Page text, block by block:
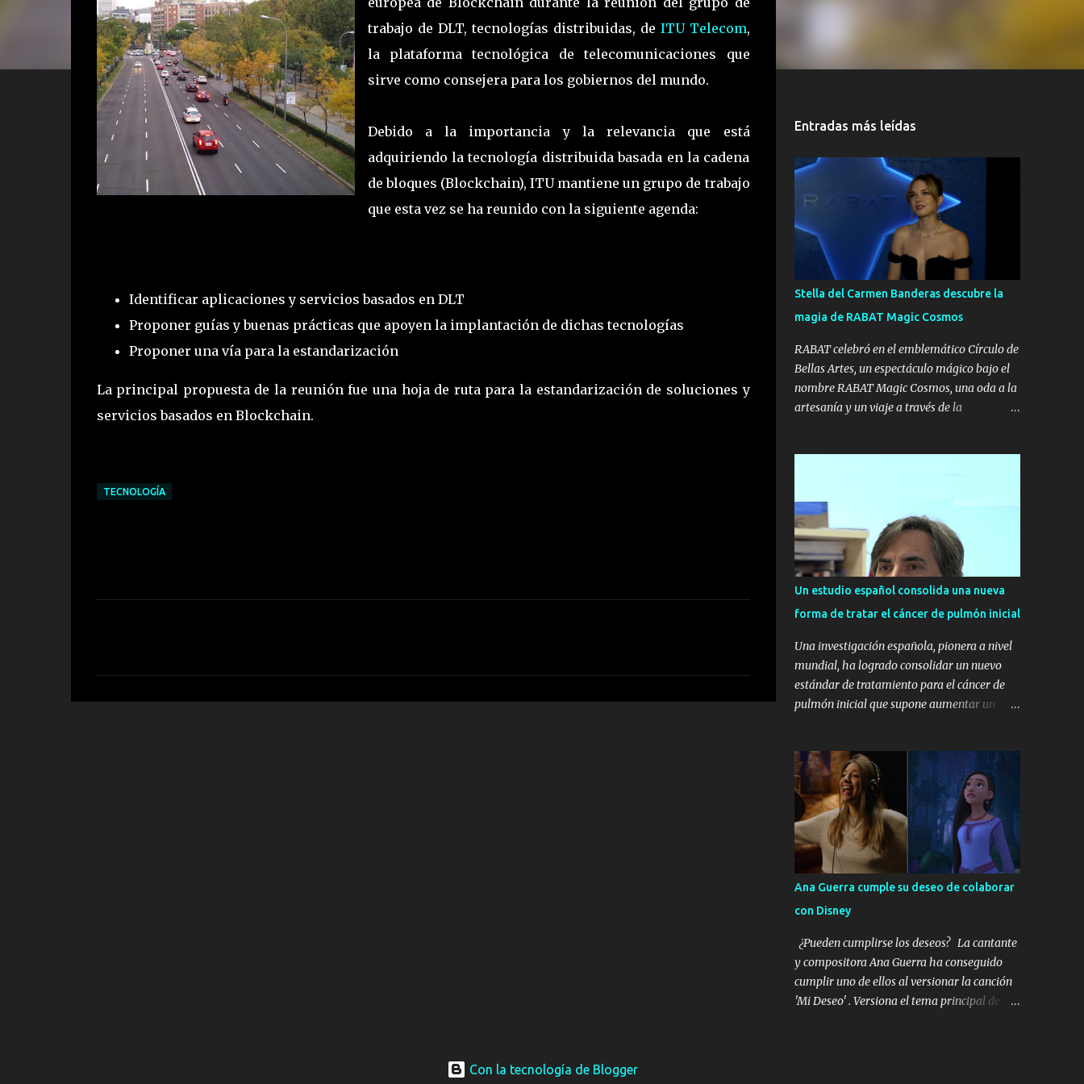
trabajo de DLT, tecnologías distribuidas, de ITU Telecom,
la plataforma tecnológica de telecomunicaciones que
sirve como consejera para los gobiernos del mundo.
Debido a la importancia y la relevancia que está
adquiriendo la tecnología distribuida basada en la cadena
de bloques (Blockchain), ITU mantiene un grupo de trabajo
que esta vez se ha reunido con la siguiente agenda:
Identificar aplicaciones y servicios basados en DLT
Proponer guías y buenas prácticas que apoyen la implantación de dichas tecnologías
Proponer una vía para la estandarización
La principal propuesta de la reunión fue una hoja de ruta para la estandarización de soluciones y
servicios basados en Blockchain.
TECNOLOGÍA
Entradas más leídas
Stella del Carmen Banderas descubre la
magia de RABAT Magic Cosmos
RABAT celebró en el emblemático Círculo de
Bellas Artes, un espectáculo mágico bajo el
nombre RABAT Magic Cosmos, una oda a la
artesanía y un viaje a través de la
selección de piezas protagonizadas por estas
gemas, que guardan su magia en la
profundidad de su color. Unas joyas únicas
para sorprender y lucir en los momentos
más mágicos. La familia Rabat estuvo
acompañada de las amigas de la firma que
acudieron a esta cita especial luciendo las
colecciones icónicas de RABAT. Stella del
Carmen Banderas, Ana Boyer, Eugenia Silva,
Sandra Gago, Helene y Martina Svedin, Peter
Vives, Oriol Elcacho, Davinia Pelegrí, Lucía
velada única y llena de sorpresas. Stella del
Carmen lució RABAT Diamonds, las piezas
más icónicas en las que el diam...
Un estudio español consolida una nueva
forma de tratar el cáncer de pulmón inicial
Una investigación española, pionera a nivel
mundial, ha logrado consolidar un nuevo
estándar de tratamiento para el cáncer de
pulmón inicial que supone aumentar un
resultados de este estudio, NADIM II, del
Grupo Español de Cáncer de Pulmón (GECP)
han sido publicados esta semana en la
revista New England Journal of Medicine y
refrendan el gran beneficio de la quimio-
inmunoterapia con nivolumab antes de
operar los tumores de pulmón en estadios
III. Los datos de NADIM II que se publican
en NEJM abren la puerta a aumentar el
porcentaje de pacientes que logran una
remisión completa de su tumor a largo
plazo. En este sentido, los datos del estudio
reportan que un 36,8% de los pacientes
Ana Guerra cumple su deseo de colaborar
con Disney
¿Pueden cumplirse los deseos? La cantante
y compositora Ana Guerra ha conseguido
cumplir uno de ellos al versionar la canción
'Mi Deseo' . Versiona el tema principal de la
Con la tecnología de Blogger